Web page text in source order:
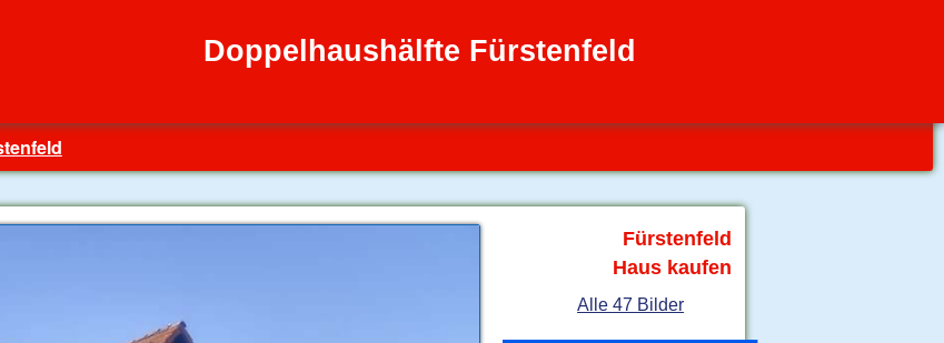
Doppelhaushälfte Fürstenfeld
Fürstenfeld
Haus kaufen
Alle 47 Bilder